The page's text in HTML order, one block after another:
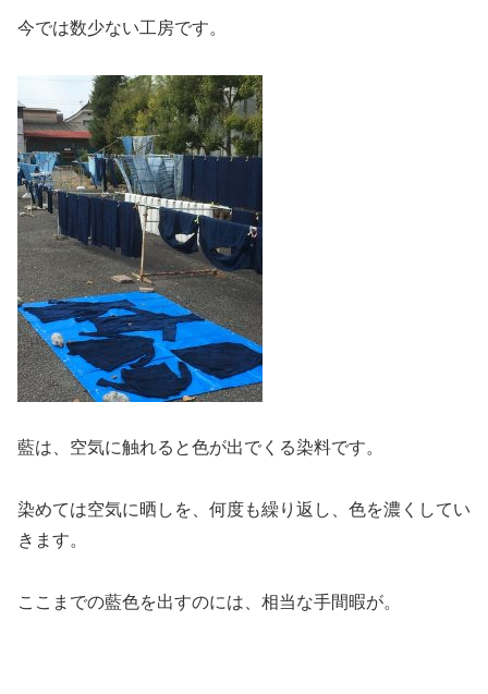
今では数少ない工房です。
藍は、空気に触れると色が出でくる染料です。
染めては空気に晒しを、何度も繰り返し、色を濃くしてい
きます。
ここまでの藍色を出すのには、相当な手間暇が。